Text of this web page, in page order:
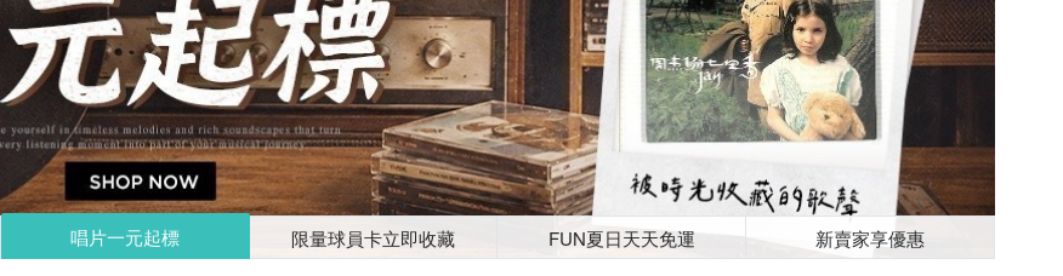
唱片一元起標 限量球員卡立即收藏 FUN夏日天天免運 新賣家享優惠